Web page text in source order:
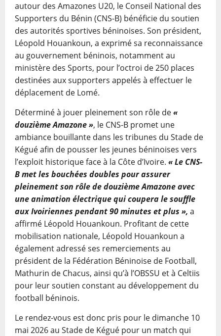
autour des Amazones U20, le Conseil National des
Supporters du Bénin (CNS-B) bénéficie du soutien
des autorités sportives béninoises. Son président,
Léopold Houankoun, a exprimé sa reconnaissance
au gouvernement béninois, notamment au
ministère des Sports, pour l’octroi de 250 places
destinées aux supporters appelés à effectuer le
déplacement de Lomé.
Déterminé à jouer pleinement son rôle de«
douzième Amazone », le CNS-B promet une
ambiance bouillante dans les tribunes du Stade de
Kégué afin de pousser les jeunes béninoises vers
l’exploit historique face à la Côte d’Ivoire. « Le CNS-
B met les bouchées doubles pour assurer
pleinement son rôle de douzième Amazone avec
une animation électrique qui coupera le souffle
aux Ivoiriennes pendant 90 minutes et plus », a
affirmé Léopold Houankoun. Profitant de cette
mobilisation nationale, Léopold Houankoun a
également adressé ses remerciements au
président de la Fédération Béninoise de Football,
Mathurin de Chacus, ainsi qu’à l’OBSSU et à Celtiis
pour leur soutien constant au développement du
football béninois.
Le rendez-vous est donc pris pour le dimanche 10
mai 2026 au Stade de Kégué pour un match qui